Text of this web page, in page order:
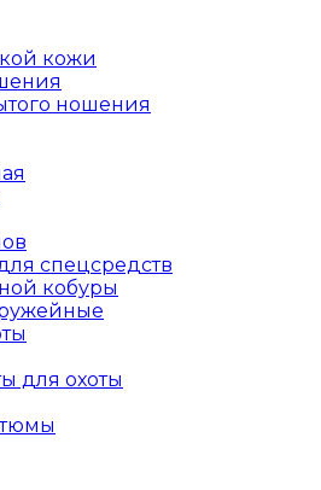
кожи
ношения
спецсредств
кобуры
для охоты